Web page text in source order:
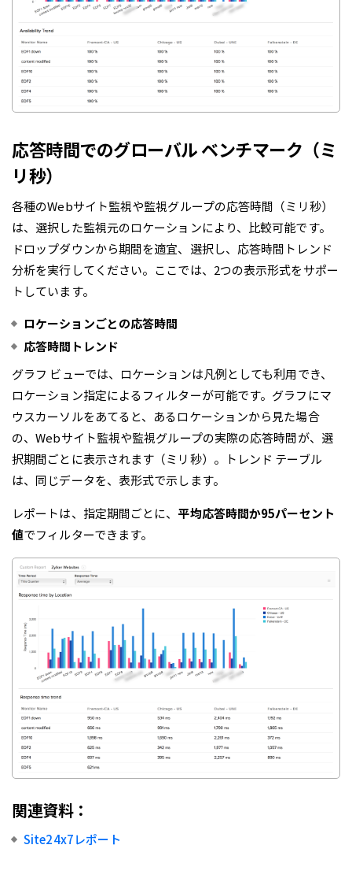
応答時間でのグローバル ベンチマーク（ミ
リ秒）
各種のWebサイト監視や監視グループの応答時間（ミリ秒）
は、選択した監視元のロケーションにより、比較可能です。
ドロップダウンから期間を適宜、選択し、応答時間トレンド
分析を実行してください。ここでは、2つの表示形式をサポー
トしています。
ロケーションごとの応答時間
応答時間 トレンド
グラフ ビューでは、ロケーションは凡例としても利用でき、
ロケーション指定によるフィルターが可能です。グラフにマ
ウスカーソルをあてると、あるロケーションから見た場合
の、Webサイト監視や監視グループの実際の応答時間が、選
択期間ごとに表示されます（ミリ秒）。トレンド テーブル
は、同じデータを、表形式で示します。
レポートは、指定期間ごとに、 平均応答時間か95パーセント
値でフィルターできます。
関連資料：
Site24x7レポート